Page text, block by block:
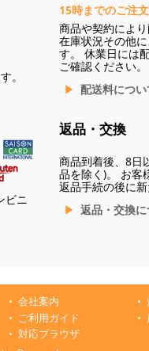
。
ビニ
15時までのご注
商品や契約によ
在庫状況その他
す。 休業日には
ご確認ください。
配送料につい
返品・交換
商品到着後、8日
品を除く)。 お客
返品手続の後に新
返品・交換に
会社案内
ご利用ガイド
対応ブラウザ